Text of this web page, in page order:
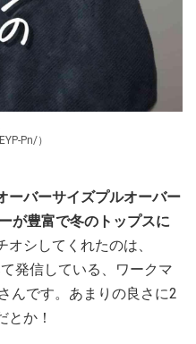
Pn/）
ーバーサイズプルオーバー
が豊富で冬のトップスに
オシしてくれたのは、
発信している、ワークマ
んです。あまりの良さに2
とか！